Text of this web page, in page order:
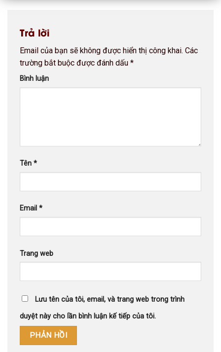
Trả lời
Email của bạn sẽ không được hiển thị công khai. Các
trường bắt buộc được đánh dấu *
Bình luận
Tên *
Email *
Trang web
Lưu tên của tôi, email, và trang web trong trình
duyệt này cho lần bình luận kế tiếp của tôi.